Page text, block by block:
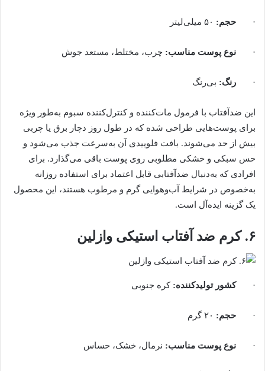
· حجم:
· نوع پوست مناسب: چرب، مختلط، مستعد جوش
· رنگ: بی‌رنگ
این ضدآفتاب با فرمول مات‌کننده و کنترل‌کننده سبوم به‌طور ویژه
برای پوست‌هایی طراحی شده که در طول روز دچار برق یا چربی
بیش از حد می‌شوند. بافت فلوییدی آن به‌سرعت جذب می‌شود و
حس سبکی و خشکی مطلوبی روی پوست باقی می‌گذارد. برای
افرادی که به‌دنبال ضدآفتابی قابل اعتماد برای استفاده روزانه
به‌خصوص در شرایط آب‌وهوایی گرم و مرطوب هستند، این محصول
یک گزینه ایده‌آل است.
۶. کرم ضد آفتاب استیکی وازلین
·کشور تولیدکننده: کره جنوبی
· حجم:
· نوع پوست مناسب: نرمال، خشک، حساس